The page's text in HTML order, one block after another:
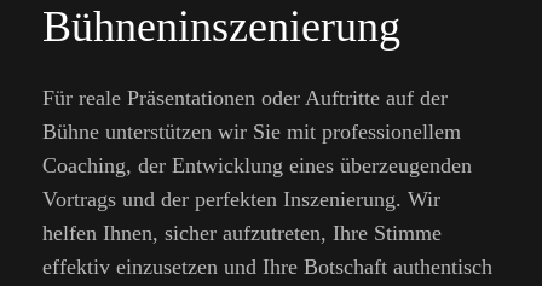
Bühneninszenierung
Für reale Präsentationen oder Auftritte auf der
Bühne unterstützen wir Sie mit professionellem
Coaching, der Entwicklung eines überzeugenden
Vortrags und der perfekten Inszenierung. Wir
helfen Ihnen, sicher aufzutreten, Ihre Stimme
effektiv einzusetzen und Ihre Botschaft authentisch